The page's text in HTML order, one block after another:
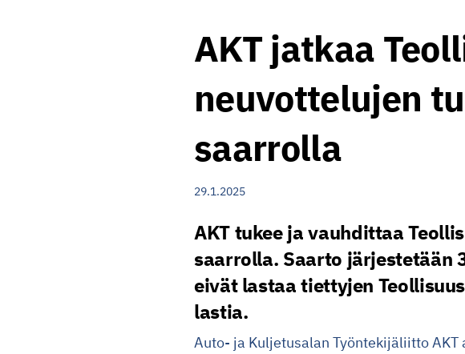
AKT jatkaa
neuvottelujen
saarrolla
29.1.2025
AKT tukee ja vauhdittaa
saarrolla. Saarto järjestetään
eivät lastaa tiettyjen
lastia.
Auto- ja Kuljetusalan Työntekijäliitto